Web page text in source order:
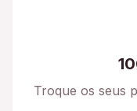
Troque os seus